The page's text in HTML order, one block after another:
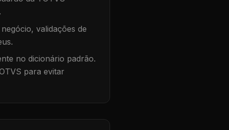
validações de
no dicionário padrão.
para evitar